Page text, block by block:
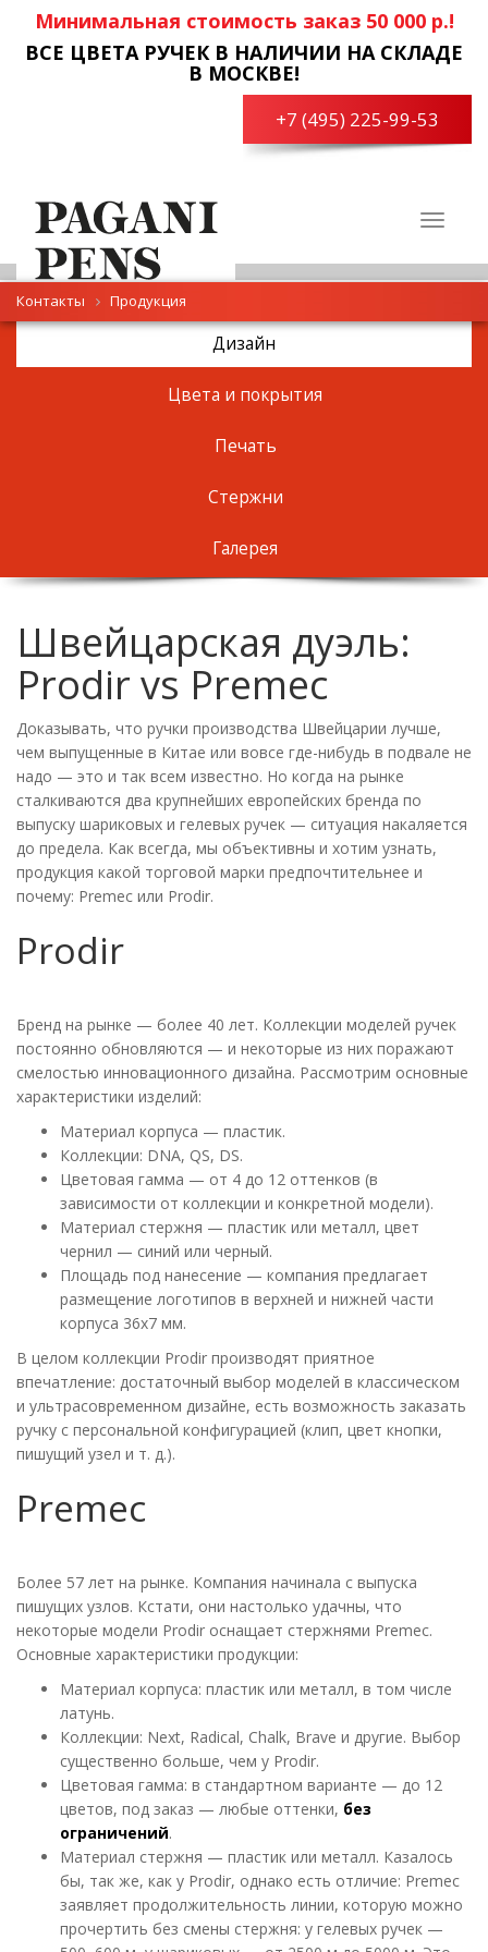
Минимальная стоимость заказ 50 000 р.!
ВСЕ ЦВЕТА РУЧЕК В НАЛИЧИИ НА СКЛАДЕ
В МОСКВЕ!
+7 (495) 225-99-53
Toggle
Контакты Продукция
Дизайн
Цвета и покрытия
Печать
Стержни
Галерея
Швейцарская дуэль:
Prodir vs Premec
Доказывать, что ручки производства Швейцарии лучше,
чем выпущенные в Китае или вовсе где-нибудь в подвале не
надо — это и так всем известно. Но когда на рынке
сталкиваются два крупнейших европейских бренда по
выпуску шариковых и гелевых ручек — ситуация накаляется
до предела. Как всегда, мы объективны и хотим узнать,
продукция какой торговой марки предпочтительнее и
почему: Premec или Prodir.
Prodir
Бренд на рынке — более 40 лет. Коллекции моделей ручек
постоянно обновляются — и некоторые из них поражают
смелостью инновационного дизайна. Рассмотрим основные
характеристики изделий:
Материал корпуса — пластик.
Коллекции: DNA, QS, DS.
Цветовая гамма — от 4 до 12 оттенков (в
зависимости от коллекции и конкретной модели).
Материал стержня — пластик или металл, цвет
чернил — синий или черный.
Площадь под нанесение — компания предлагает
размещение логотипов в верхней и нижней части
корпуса 36х7 мм.
В целом коллекции Prodir производят приятное
впечатление: достаточный выбор моделей в классическом
и ультрасовременном дизайне, есть возможность заказать
ручку с персональной конфигурацией (клип, цвет кнопки,
пишущий узел и т. д.).
Premec
Более 57 лет на рынке. Компания начинала с выпуска
пишущих узлов. Кстати, они настолько удачны, что
некоторые модели Prodir оснащает стержнями Premec.
Основные характеристики продукции:
Материал корпуса: пластик или металл, в том числе
латунь.
Коллекции: Next, Radical, Chalk, Brave и другие. Выбор
существенно больше, чем у Prodir.
Цветовая гамма: в стандартном варианте — до 12
цветов, под заказ — любые оттенки, без
ограничений.
Материал стержня — пластик или металл. Казалось
бы, так же, как у Prodir, однако есть отличие: Premec
заявляет продолжительность линии, которую можно
прочертить без смены стержня: у гелевых ручек —